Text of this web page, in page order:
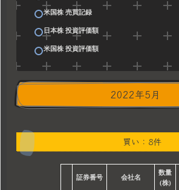
米国株 売買記録
日本株 投資評価額
米国株 投資評価額
2022年5月
買い：8件
証券番号 会社名
数量
(株)